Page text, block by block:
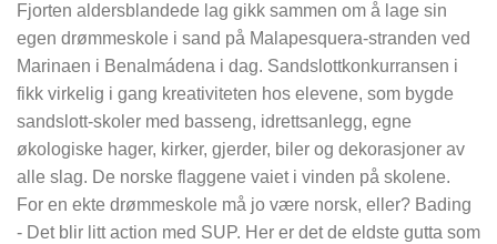
Fjorten aldersblandede lag gikk sammen om å lage sin
egen drømmeskole i sand på Malapesquera-stranden ved
Marinaen i Benalmádena i dag. Sandslottkonkurransen i
fikk virkelig i gang kreativiteten hos elevene, som bygde
sandslott-skoler med basseng, idrettsanlegg, egne
økologiske hager, kirker, gjerder, biler og dekorasjoner av
alle slag. De norske flaggene vaiet i vinden på skolene.
For en ekte drømmeskole må jo være norsk, eller? Bading
- Det blir litt action med SUP. Her er det de eldste gutta som